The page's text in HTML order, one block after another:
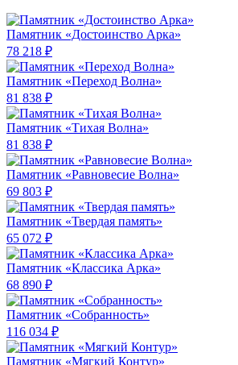
Памятник «Достоинство Арка»
78 218 ₽
Памятник «Переход Волна»
81 838 ₽
Памятник «Тихая Волна»
81 838 ₽
Памятник «Равновесие Волна»
69 803 ₽
Памятник «Твердая память»
65 072 ₽
Памятник «Классика Арка»
68 890 ₽
Памятник «Собранность»
116 034 ₽
Памятник «Мягкий Контур»